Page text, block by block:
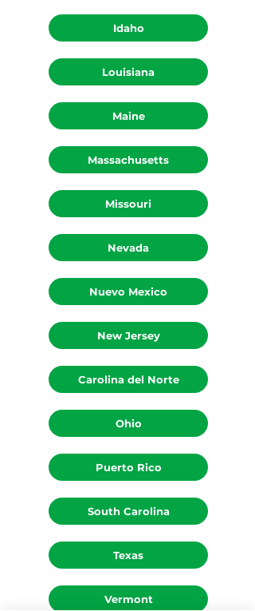
Idaho
Louisiana
Maine
Massachusetts
Missouri
Nevada
Nuevo Mexico
New Jersey
Carolina del Norte
Ohio
Puerto Rico
South Carolina
Texas
Vermont